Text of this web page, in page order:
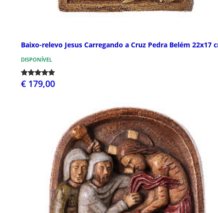
Baixo-relevo Jesus Carregando a Cruz Pedra Belém 22x17
DISPONÍVEL
€ 179,00